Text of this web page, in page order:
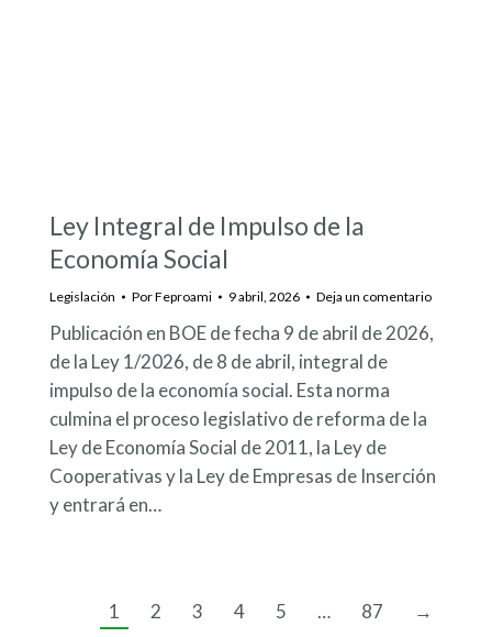
Ley Integral de Impulso de la
Economía Social
Legislación PorFeproami 9 abril, 2026 Deja un comentario
Publicación en BOE de fecha 9 de abril de 2026,
de la Ley 1/2026, de 8 de abril, integral de
impulso de la economía social. Esta norma
culmina el proceso legislativo de reforma de la
Ley de Economía Social de 2011, la Ley de
Cooperativas y la Ley de Empresas de Inserción
y entrará en…
1 2 3 4 5 … 87 →